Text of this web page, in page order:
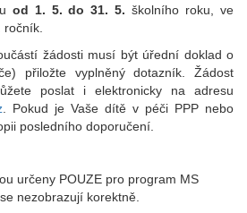
od 1. 5. do 31. 5. školního roku, ve
žádosti musí být úřední doklad o
přiložte vyplněný dotazník. Žádost
poslat i elektronicky na adresu
. Pokud je Vaše dítě v péči PPP nebo
posledního doporučení.
určeny POUZE pro program MS
nezobrazují korektně.